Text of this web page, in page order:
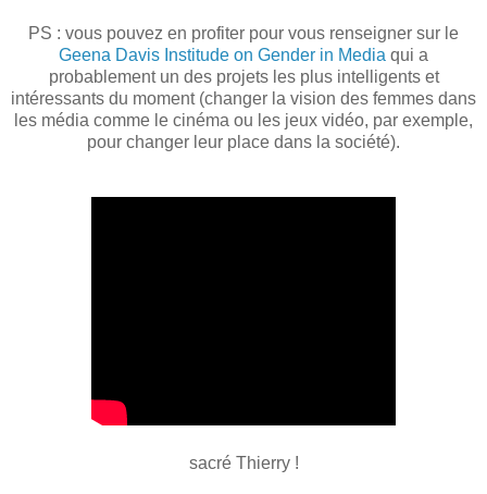
PS : vous pouvez en profiter pour vous renseigner sur le
Geena Davis Institude on Gender in Media qui a
probablement un des projets les plus intelligents et
intéressants du moment (changer la vision des femmes dans
les média comme le cinéma ou les jeux vidéo, par exemple,
pour changer leur place dans la société).
sacré Thierry !